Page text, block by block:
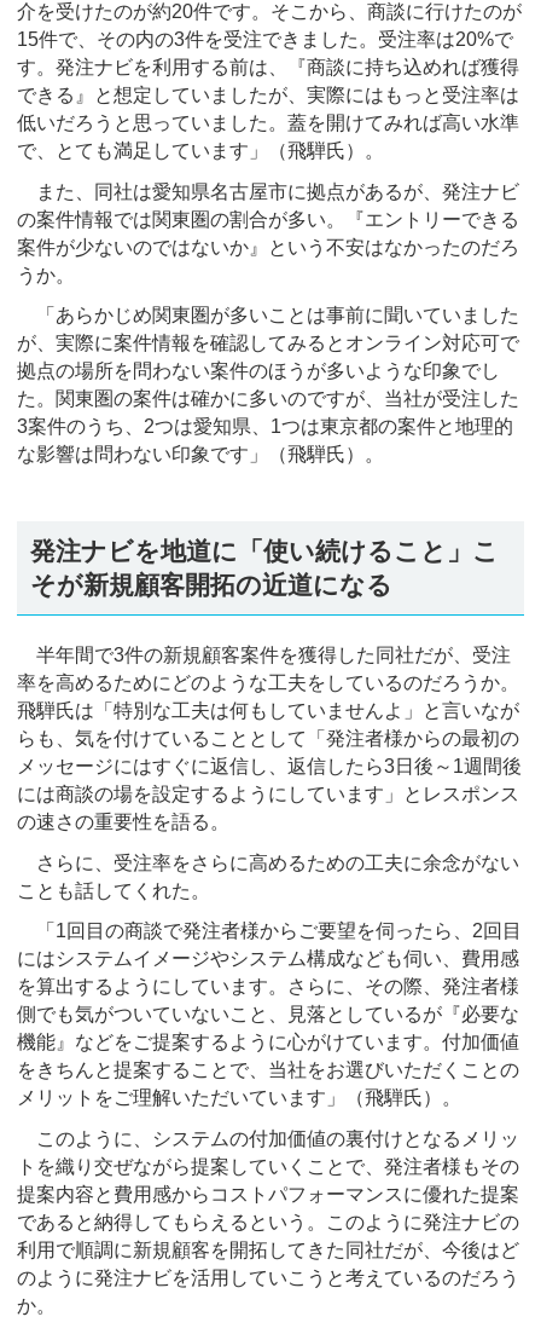
介を受けたのが約20件です。そこから、商談に行けたのが
15件で、その内の3件を受注できました。受注率は20%で
す。発注ナビを利用する前は、『商談に持ち込めれば獲得
できる』と想定していましたが、実際にはもっと受注率は
低いだろうと思っていました。蓋を開けてみれば高い水準
で、とても満足しています」（飛騨氏）。
また、同社は愛知県名古屋市に拠点があるが、発注ナビ
の案件情報では関東圏の割合が多い。『エントリーできる
案件が少ないのではないか』という不安はなかったのだろ
うか。
「あらかじめ関東圏が多いことは事前に聞いていました
が、実際に案件情報を確認してみるとオンライン対応可で
拠点の場所を問わない案件のほうが多いような印象でし
た。関東圏の案件は確かに多いのですが、当社が受注した
3案件のうち、2つは愛知県、1つは東京都の案件と地理的
な影響は問わない印象です」（飛騨氏）。
発注ナビを地道に「使い続けること」こ
そが新規顧客開拓の近道になる
半年間で3件の新規顧客案件を獲得した同社だが、受注
率を高めるためにどのような工夫をしているのだろうか。
飛騨氏は「特別な工夫は何もしていませんよ」と言いなが
らも、気を付けていることとして「発注者様からの最初の
メッセージにはすぐに返信し、返信したら3日後～1週間後
には商談の場を設定するようにしています」とレスポンス
の速さの重要性を語る。
さらに、受注率をさらに高めるための工夫に余念がない
ことも話してくれた。
「1回目の商談で発注者様からご要望を伺ったら、2回目
にはシステムイメージやシステム構成なども伺い、費用感
を算出するようにしています。さらに、その際、発注者様
側でも気がついていないこと、見落としているが『必要な
機能』などをご提案するように心がけています。付加価値
をきちんと提案することで、当社をお選びいただくことの
メリットをご理解いただいています」（飛騨氏）。
このように、システムの付加価値の裏付けとなるメリッ
トを織り交ぜながら提案していくことで、発注者様もその
提案内容と費用感からコストパフォーマンスに優れた提案
であると納得してもらえるという。このように発注ナビの
利用で順調に新規顧客を開拓してきた同社だが、今後はど
のように発注ナビを活用していこうと考えているのだろう
か。